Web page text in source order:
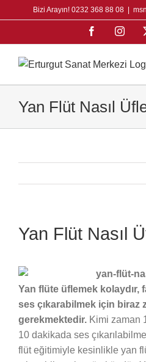
to
Bizi Arayın! 0232 368 88 08
Facebook
Yan Flüt Nasıl
Yan Flüt Nasıl
Yan flüte üflemek kolaydır,
ses çıkarabilmek için biraz
gerekmektedir. Kimi zaman
10 dakikada ses
flüt eğitimiyle kesinlikle yan